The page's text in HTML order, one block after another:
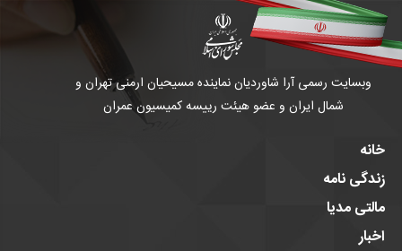
وبسایت رسمی آرا شاوردیان نماینده مسیحیان ارمنی تهران و
شمال ایران و عضو هیئت رییسه کمیسیون عمران
خانه
زندگی نامه
مالتی مدیا
اخبار